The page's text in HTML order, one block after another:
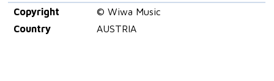
Copyright
© Wiwa Music
Country
AUSTRIA